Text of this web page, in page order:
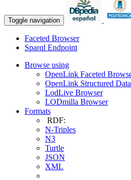
Toggle navigation
Faceted Browser
Sparql Endpoint
Browse using
OpenLink Faceted
OpenLink Structured
LodLive Browser
LODmilla Browser
Formats
RDF:
N-Triples
N3
Turtle
JSON
XML